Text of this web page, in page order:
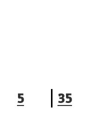
5 35